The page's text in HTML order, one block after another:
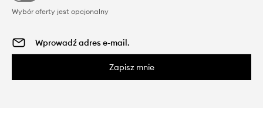
Wybór oferty jest opcjonalny
Zapisz mnie